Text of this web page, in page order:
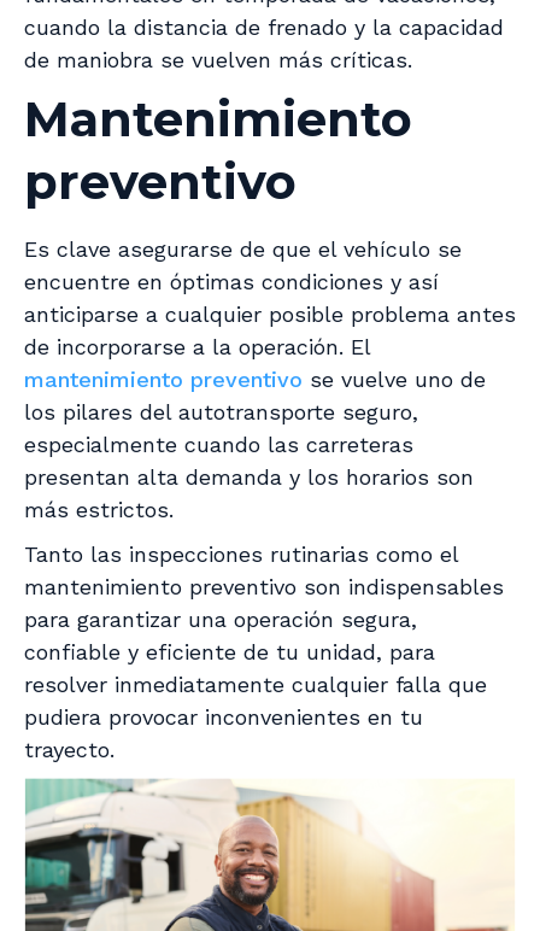
cuando la distancia de frenado y la capacidad
de maniobra se vuelven más críticas.
Mantenimiento
preventivo
Es clave asegurarse de que el vehículo se
encuentre en óptimas condiciones y así
anticiparse a cualquier posible problema antes
de incorporarse a la operación. El
mantenimiento preventivo se vuelve uno de
los pilares del autotransporte seguro,
especialmente cuando las carreteras
presentan alta demanda y los horarios son
más estrictos.
Tanto las inspecciones rutinarias como el
mantenimiento preventivo son indispensables
para garantizar una operación segura,
confiable y eficiente de tu unidad, para
resolver inmediatamente cualquier falla que
pudiera provocar inconvenientes en tu
trayecto.